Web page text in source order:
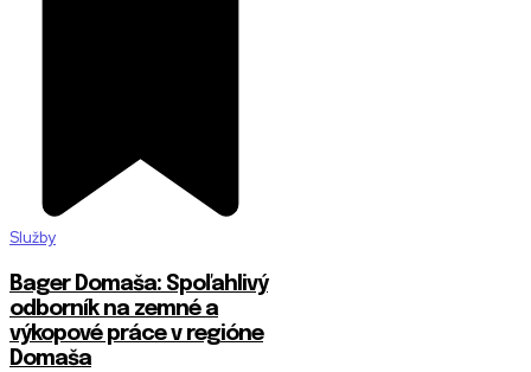
Služby
Bager Domaša: Spoľahlivý
odborník na zemné a
výkopové práce v regióne
Domaša